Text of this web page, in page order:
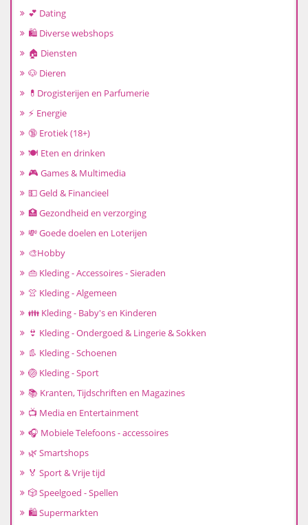
💕 Dating
🛍️ Diverse webshops
🏠 Diensten
🐶 Dieren
💊Drogisterijen en Parfumerie
⚡ Energie
🔞 Erotiek (18+)
🍽️ Eten en drinken
🎮 Games & Multimedia
💵 Geld & Financieel
🏥 Gezondheid en verzorging
💸 Goede doelen en Loterijen
🎨Hobby
👜 Kleding - Accessoires - Sieraden
👚 Kleding - Algemeen
👪 Kleding - Baby's en Kinderen
👙 Kleding - Ondergoed & Lingerie & Sokken
👢 Kleding - Schoenen
🏐 Kleding - Sport
📚 Kranten, Tijdschriften en Magazines
📺 Media en Entertainment
🎧 Mobiele Telefoons - accessoires
🌿 Smartshops
🏅 Sport & Vrije tijd
🎲 Speelgoed - Spellen
🛍️ Supermarkten